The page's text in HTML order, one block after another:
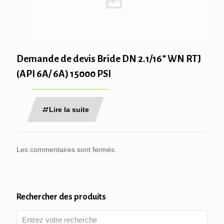
Demande de devis Bride DN 2.1/16” WN RTJ
(API 6A/ 6A) 15000 PSI
Lire la suite
Les commentaires sont fermés.
Rechercher des produits